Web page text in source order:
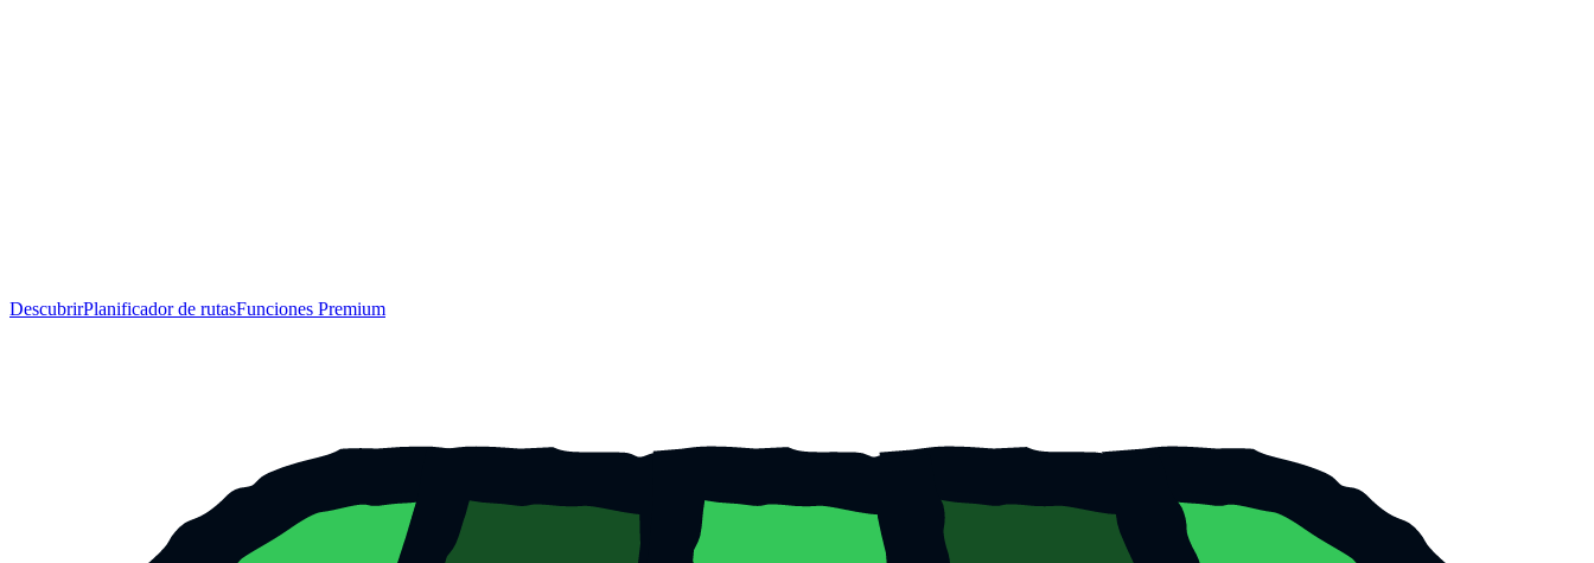
DescubrirPlanificador de rutasFunciones Premium